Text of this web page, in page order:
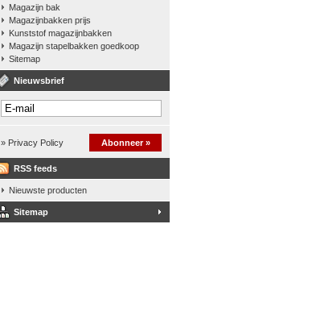
Magazijn bak
Magazijnbakken prijs
Kunststof magazijnbakken
Magazijn stapelbakken goedkoop
Sitemap
Nieuwsbrief
» Privacy Policy Abonneer »
RSS feeds
Nieuwste producten
Sitemap